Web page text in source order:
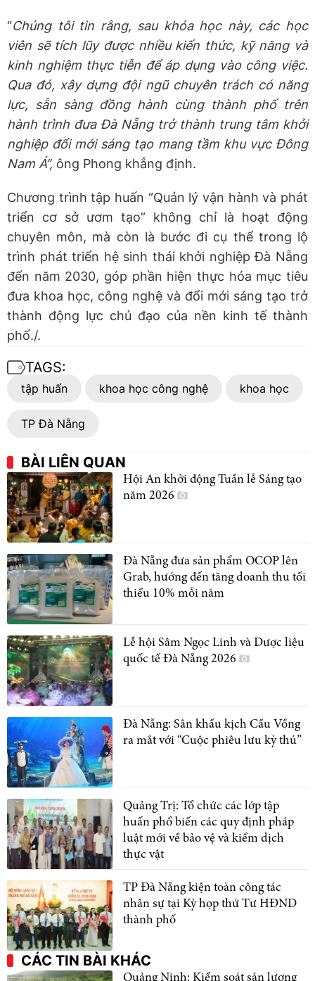
“Chúng tôi tin rằng, sau khóa học này, các học
viên sẽ tích lũy được nhiều kiến thức, kỹ năng và
kinh nghiệm thực tiễn để áp dụng vào công việc.
Qua đó, xây dựng đội ngũ chuyên trách có năng
lực, sẵn sàng đồng hành cùng thành phố trên
hành trình đưa Đà Nẵng trở thành trung tâm khởi
nghiệp đổi mới sáng tạo mang tầm khu vực Đông
Nam Á”, ông Phong khẳng định.
Chương trình tập huấn “Quản lý vận hành và phát
triển cơ sở ươm tạo” không chỉ là hoạt động
chuyên môn, mà còn là bước đi cụ thể trong lộ
trình phát triển hệ sinh thái khởi nghiệp Đà Nẵng
đến năm 2030, góp phần hiện thực hóa mục tiêu
đưa khoa học, công nghệ và đổi mới sáng tạo trở
thành động lực chủ đạo của nền kinh tế thành
phố./.
TAGS:
tập huấn khoa học công nghệ khoa học
TP Đà Nẵng
BÀI LIÊN QUAN
Hội An khởi động Tuần lễ Sáng tạo
năm 2026
Đà Nẵng đưa sản phẩm OCOP lên
Grab, hướng đến tăng doanh thu tối
thiểu 10% mỗi năm
Lễ hội Sâm Ngọc Linh và Dược liệu
quốc tế Đà Nẵng 2026
Đà Nẵng: Sân khấu kịch Cầu Vồng
ra mắt với “Cuộc phiêu lưu kỳ thú”
Quảng Trị: Tổ chức các lớp tập
huấn phổ biến các quy định pháp
luật mới về bảo vệ và kiểm dịch
thực vật
TP Đà Nẵng kiện toàn công tác
nhân sự tại Kỳ họp thứ Tư HĐND
thành phố
CÁC TIN BÀI KHÁC
Quảng Ninh: Kiểm soát sản lượng